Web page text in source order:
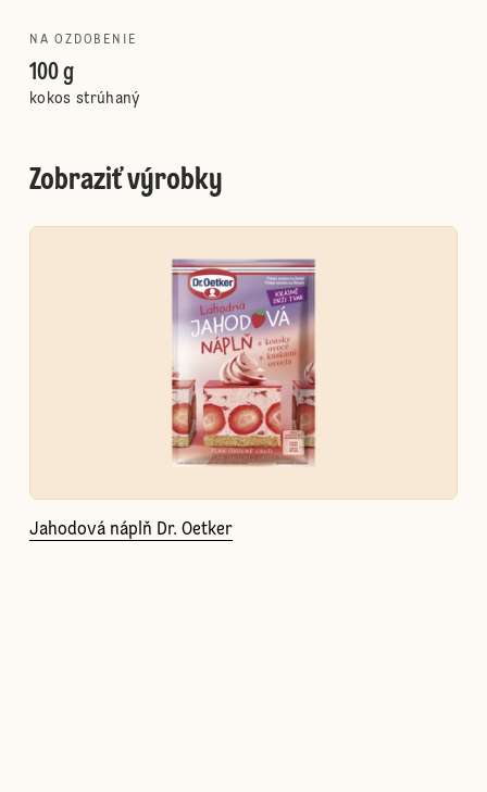
NA OZDOBENIE
100 g
kokos strúhaný
Zobraziť výrobky
Jahodová náplň Dr. Oetker